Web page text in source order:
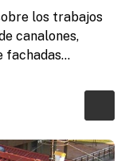
los trabajos
canalones,
fachadas...